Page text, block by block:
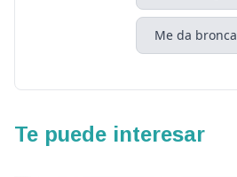
Me da bronca
Te puede interesar